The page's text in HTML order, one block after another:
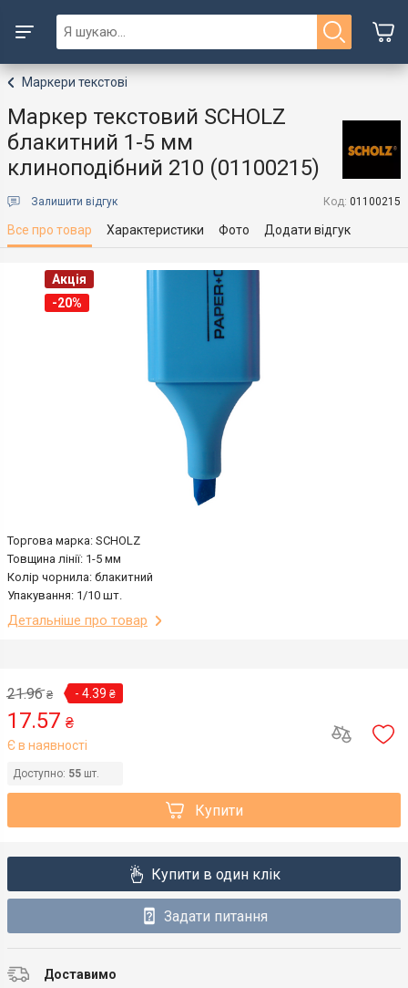
Маркери текстові
Маркер текстовий SCHOLZ
блакитний 1-5 мм
клиноподібний 210 (01100215)
Залишити відгук Код: 01100215
Все про товар Характеристики Фото Додати відгук
Акція
-20%
Торгова марка: SCHOLZ
Товщина лінії: 1-5 мм
Колір чорнила: блакитний
Упакування: 1/10 шт.
Детальніше про товар
21.96 ₴ - 4.39 ₴
17.57 ₴
Є в наявності
Доступно: 55 шт.
Купити
Купити в один клік
Задати питання
Доставимо